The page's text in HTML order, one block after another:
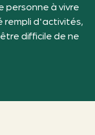
personne à vivre
rempli d'activités,
difficile de ne